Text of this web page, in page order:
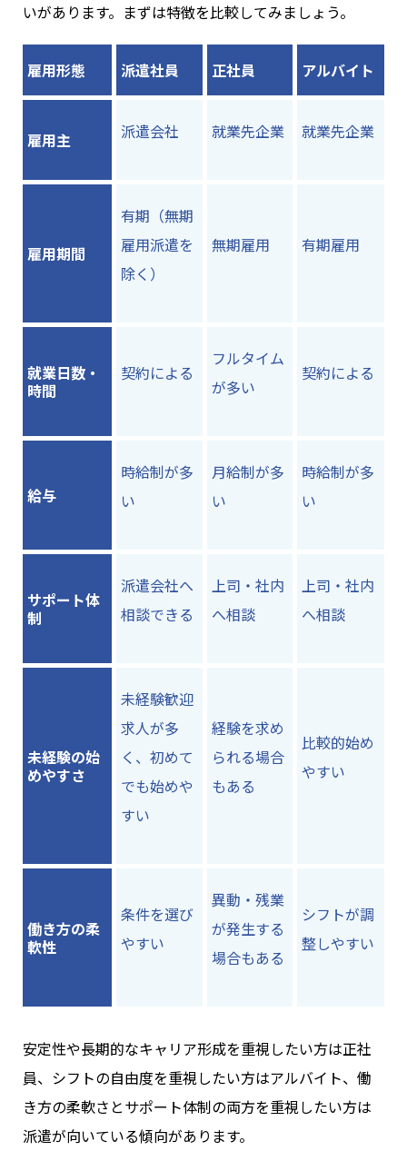
いがあります。まずは特徴を比較してみましょう。
雇用形態 派遣社員 正社員 アルバイト
雇用主 派遣会社 就業先企業 就業先企業
雇用期間
有期（無期
雇用派遣を
除く）
無期雇用 有期雇用
就業日数・
時間
契約による
フルタイム
が多い
契約による
給与
時給制が多
い
月給制が多
い
時給制が多
い
サポート体
制
派遣会社へ
相談できる
上司・社内
へ相談
上司・社内
へ相談
未経験の始
めやすさ
未経験歓迎
求人が多
く、初めて
でも始めや
すい
経験を求め
られる場合
もある
比較的始め
やすい
働き方の柔
軟性
条件を選び
やすい
異動・残業
が発生する
場合もある
シフトが調
整しやすい
安定性や長期的なキャリア形成を重視したい方は正社
員、シフトの自由度を重視したい方はアルバイト、働
き方の柔軟さとサポート体制の両方を重視したい方は
派遣が向いている傾向があります。